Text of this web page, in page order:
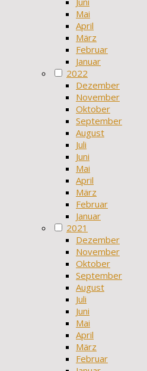
Mai
April
März
Februar
Januar
2022
Dezember
November
Oktober
September
August
Juli
Juni
Mai
April
März
Februar
Januar
2021
Dezember
November
Oktober
September
August
Juli
Juni
Mai
April
März
Februar